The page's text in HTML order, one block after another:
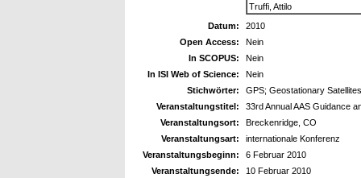
Truffi, Attilo
Datum:
2010
Open Access:
Nein
In SCOPUS:
Nein
In ISI Web of Science:
Nein
Stichwörter:
GPS; Geostationary
Veranstaltungstitel:
33rd Annual AAS Guidance
Veranstaltungsort:
Breckenridge, CO
Veranstaltungsart:
internationale Konferenz
Veranstaltungsbeginn:
6 Februar 2010
Veranstaltungsende:
10 Februar 2010